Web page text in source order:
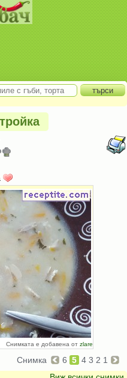
Снимката е добавена от zlare
Снимка 6 5 4 3 2 1